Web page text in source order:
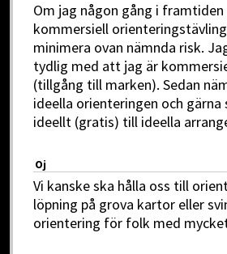
Om jag någon gång i
kommersiell
minimera ovan nämnda risk.
tydlig med att jag är
(tillgång till marken). Sedan
ideella orienteringen och
ideellt (gratis) till ideella
Oj
Vi kanske ska hålla oss till
löpning på grova kartor eller
orientering för folk med